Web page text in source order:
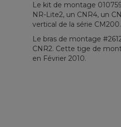
Le kit de montage
NR-Lite2, un CNR4, un
vertical de la série CM200.
Le bras de montage
CNR2. Cette tige de
en Février 2010.